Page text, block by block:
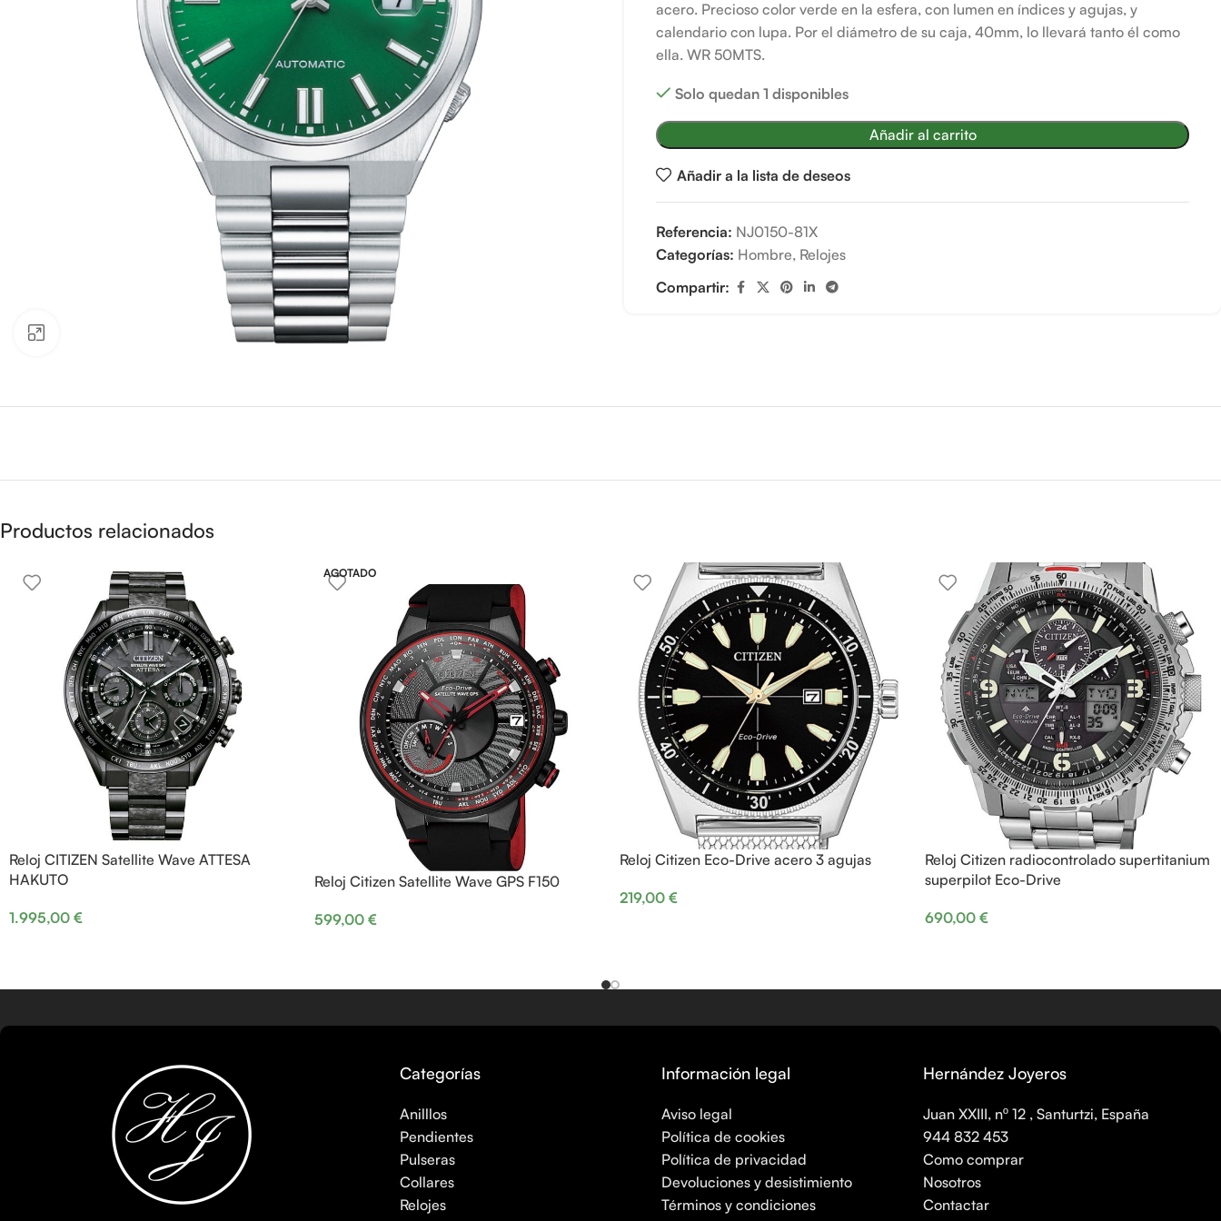
acero. Precioso color verde en la esfera, con lumen en índices y agujas, y
calendario con lupa. Por el diámetro de su caja, 40mm, lo llevará tanto él como
ella. WR 50MTS.
Solo quedan 1 disponibles
Añadir al carrito
Añadir a la lista de deseos
Referencia: NJ0150-81X
Categorías: Hombre, Relojes
Compartir:
Productos relacionados
Reloj CITIZEN Satellite Wave ATTESA
HAKUTO
1.995,00 €
AGOTADO
Reloj Citizen Satellite Wave GPS F150
599,00 €
Reloj Citizen Eco-Drive acero 3 agujas
219,00 €
Reloj Citizen radiocontrolado supertitanium
superpilot Eco-Drive
690,00 €
Categorías
Anilllos
Pendientes
Pulseras
Collares
Relojes
Información legal
Aviso legal
Política de cookies
Política de privacidad
Devoluciones y desistimiento
Términos y condiciones
Hernández Joyeros
Juan XXIII, nº 12 , Santurtzi, España
944 832 453
Como comprar
Nosotros
Contactar